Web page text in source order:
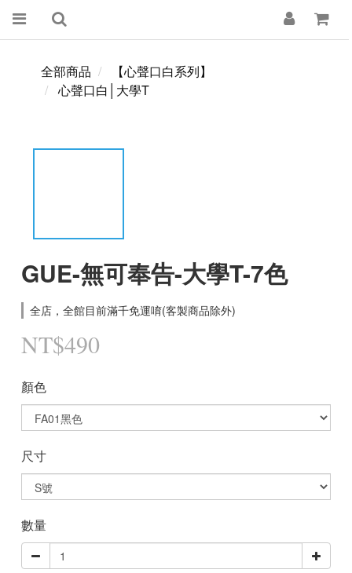
全部商品
【心聲口白系列】
心聲口白│大學T
GUE-無可奉告-大學T-7色
全店，全館目前滿千免運唷(客製商品除外)
NT$490
顏色
尺寸
數量